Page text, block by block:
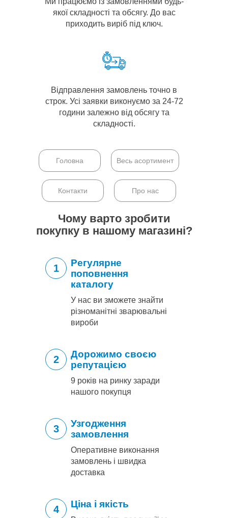
якої складності та обсягу. До вас
приходить виріб під ключ.
Відправлення замовлень точно в
строк. Усі заявки виконуємо за 24-72
години залежно від обсягу та
складності.
Головна Весь асортимент
Контакти Про нас
Чому варто зробити
покупку в нашому магазині?
1
Регулярне
поповнення
каталогу
У нас ви зможете знайти
різноманітні зварювальні
вироби
2
Дорожимо своєю
репутацією
9 років на ринку заради
нашого покупця
3
Узгодження
замовлення
Оперативне виконання
замовлень і швидка
доставка
4 Ціна і якість